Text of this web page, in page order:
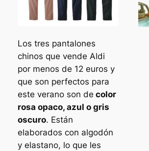
Los tres pantalones
chinos que vende Aldi
por menos de 12 euros y
que son perfectos para
este verano son de color
rosa opaco, azul o gris
oscuro. Están
elaborados con algodón
y elastano, lo que les